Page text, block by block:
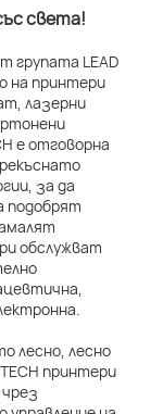
света!
групата LEAD
на принтери
лазерни
е отговорна
за да
подобрят
обслужват
лесно, лесно
принтери